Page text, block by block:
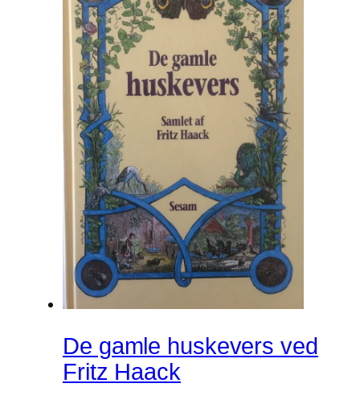
De gamle huskevers ved
Fritz Haack